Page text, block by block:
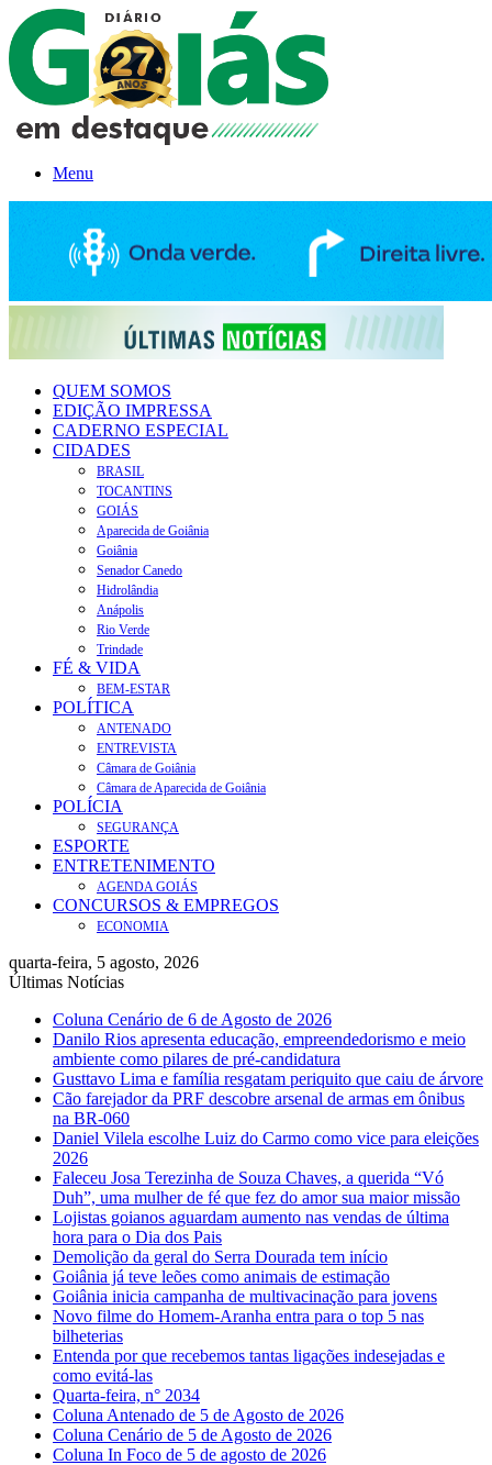
Menu
QUEM SOMOS
EDIÇÃO IMPRESSA
CADERNO ESPECIAL
CIDADES
BRASIL
TOCANTINS
GOIÁS
Aparecida de Goiânia
Goiânia
Senador Canedo
Hidrolândia
Anápolis
Rio Verde
Trindade
FÉ & VIDA
BEM-ESTAR
POLÍTICA
ANTENADO
ENTREVISTA
Câmara de Goiânia
Câmara de Aparecida de Goiânia
POLÍCIA
SEGURANÇA
ESPORTE
ENTRETENIMENTO
AGENDA GOIÁS
CONCURSOS & EMPREGOS
ECONOMIA
quarta-feira, 5 agosto, 2026
Últimas Notícias
Coluna Cenário de 6 de Agosto de 2026
Danilo Rios apresenta educação, empreendedorismo e meio
ambiente como pilares de pré-candidatura
Gusttavo Lima e família resgatam periquito que caiu de árvore
Cão farejador da PRF descobre arsenal de armas em ônibus
na BR-060
Daniel Vilela escolhe Luiz do Carmo como vice para eleições
2026
Faleceu Josa Terezinha de Souza Chaves, a querida “Vó
Duh”, uma mulher de fé que fez do amor sua maior missão
Lojistas goianos aguardam aumento nas vendas de última
hora para o Dia dos Pais
Demolição da geral do Serra Dourada tem início
Goiânia já teve leões como animais de estimação
Goiânia inicia campanha de multivacinação para jovens
Novo filme do Homem-Aranha entra para o top 5 nas
bilheterias
Entenda por que recebemos tantas ligações indesejadas e
como evitá-las
Quarta-feira, n° 2034
Coluna Antenado de 5 de Agosto de 2026
Coluna Cenário de 5 de Agosto de 2026
Coluna In Foco de 5 de agosto de 2026